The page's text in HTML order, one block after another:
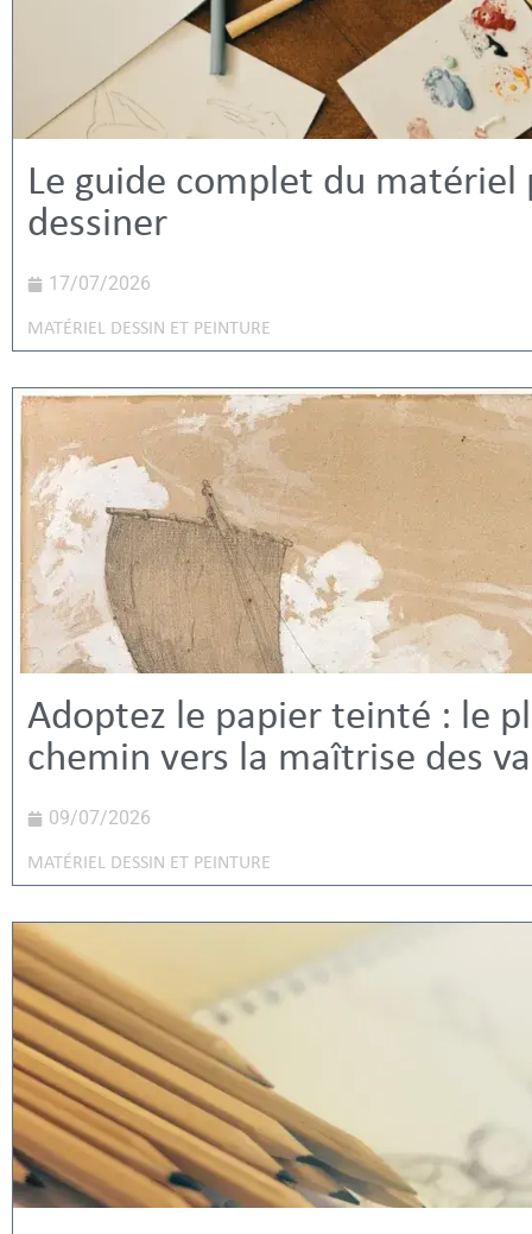
Le guide complet du matériel
dessiner
17/07/2026
MATÉRIEL DESSIN ET PEINTURE
Adoptez le papier teinté : le
chemin vers la maîtrise des
09/07/2026
MATÉRIEL DESSIN ET PEINTURE